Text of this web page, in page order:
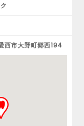
市大野町郷西194